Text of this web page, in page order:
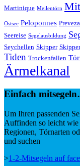
Martinique Meilentörn
Ostsee Peloponnes Preveza
Seereise Segelausbildung
Seychellen Skipper
Tiden Trockenfallen
Ärmelkanal
Einfach
Um Ihren passenden
Auffinden so leicht wie
Regionen, Törnarten
und suchen
>1-2-Mitsegeln auf